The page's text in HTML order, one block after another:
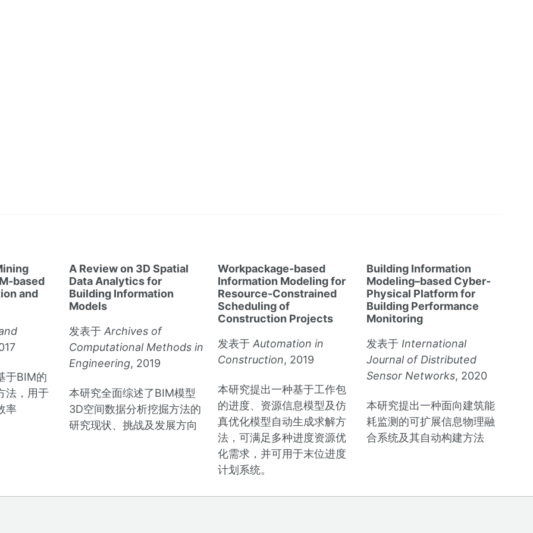
based
and
于BIM的
法，用于
率
A Review on 3D Spatial
Data Analytics for
Building Information
Models
发表于 Archives of
Computational Methods in
Engineering, 2019
本研究全面综述了BIM模型
3D空间数据分析挖掘方法的
研究现状、挑战及发展方向
Workpackage-based
Information Modeling for
Resource-Constrained
Scheduling of
Construction Projects
发表于 Automation in
Construction, 2019
本研究提出一种基于工作包
的进度、资源信息模型及仿
真优化模型自动生成求解方
法，可满足多种进度资源优
化需求，并可用于末位进度
计划系统。
Building Information
Modeling–based Cyber-
Physical Platform for
Building Performance
Monitoring
发表于 International
Journal of Distributed
Sensor Networks, 2020
本研究提出一种面向建筑能
耗监测的可扩展信息物理融
合系统及其自动构建方法